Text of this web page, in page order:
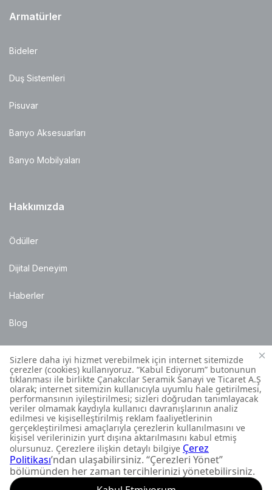
Armatürler
Bideler
Duş Sistemleri
Pisuvar
Banyo Aksesuarları
Banyo Mobilyaları
Hakkımızda
Ödüller
Dijital Deneyim
Haberler
Blog
Satış Noktaları
Montaj Bilgileri
Müşteri İletişim Merkezi